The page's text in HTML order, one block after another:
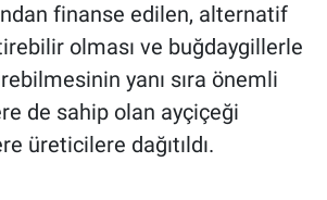
finanse edilen, alternatif
olması ve buğdaygillerle
yanı sıra önemli
de sahip olan ayçiçeği
üreticilere dağıtıldı.